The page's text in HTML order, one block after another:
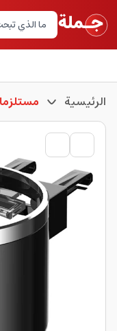
الرئيسية